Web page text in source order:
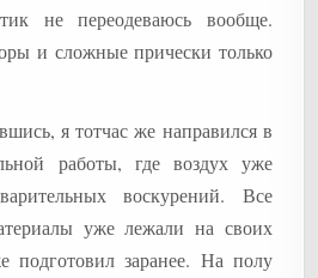
не переодеваюсь вообще.
и сложные прически только
я тотчас же направился в
работы, где воздух уже
воскурений. Все
уже лежали на своих
заранее. На полу